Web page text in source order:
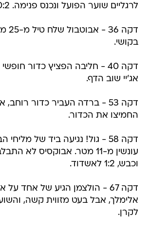
לרגליים שוער הפועל ונכנס פנימה. 0:2 לאשדוד.
דקה
בקושי.
אג'יי שוב הדף.
דקה 53 - ברדה העביר כדור
החמיצו את הכדור.
דקה 58 - גול! נגיעה ביד של
עונשין מ-11 מטר. אבוקסיס לא
וכבש, 1:2 לאשדוד.
דקה 67 - הולצמן הגיע של אחד
אלימלך, אבל בעט מזווית קשה,
לקרן.